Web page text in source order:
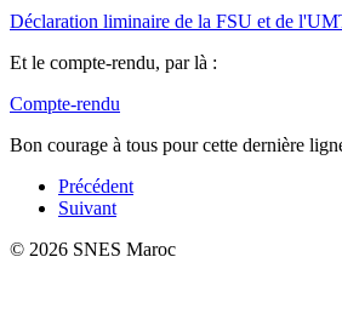
Déclaration liminaire de la FSU et de
Et le compte-rendu, par là :
Compte-rendu
Bon courage à tous pour cette dernière
Précédent
Suivant
© 2026 SNES Maroc